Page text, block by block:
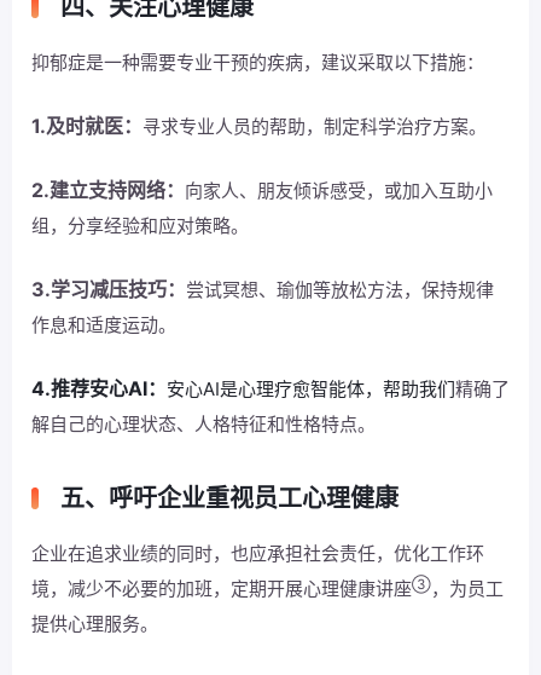
四、关注心理健康
抑郁症是一种需要专业干预的疾病，建议采取以下措施：
1.及时就医： 寻求专业人员的帮助，制定科学治疗方案。
2.建立支持网络： 向家人、朋友倾诉感受，或加入互助小
组，分享经验和应对策略。
3.学习减压技巧： 尝试冥想、瑜伽等放松方法，保持规律
作息和适度运动。
4.推荐安心AI： 安心AI是心理疗愈智能体，帮助我们精确了
解自己的心理状态、人格特征和性格特点。
五、呼吁企业重视员工心理健康
企业在追求业绩的同时，也应承担社会责任，优化工作环
境，减少不必要的加班，定期开展心理健康讲座③，为员工
提供心理服务。